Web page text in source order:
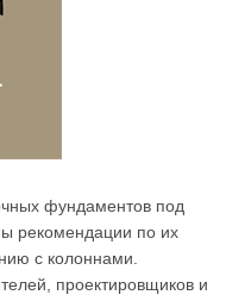
фундаментов под
рекомендации по их
с колоннами.
проектировщиков и